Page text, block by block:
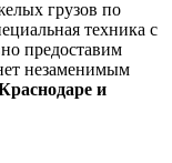
грузов по
техника с
предоставим
незаменимым
и